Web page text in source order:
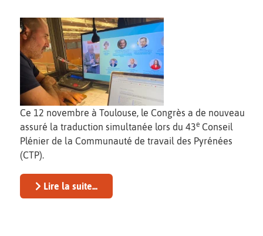
Ce 12 novembre à Toulouse, le Congrès a de nouveau
assuré la traduction simultanée lors du 43e Conseil
Plénier de la Communauté de travail des Pyrénées
(CTP).
Lire la suite...